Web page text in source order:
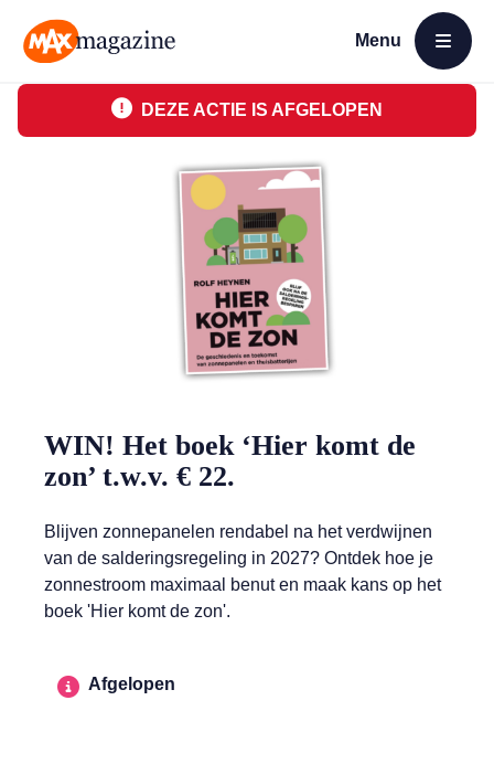
Menu
Open menu
DEZE ACTIE IS AFGELOPEN
WIN! Het boek ‘Hier komt de
zon’ t.w.v. € 22.
Blijven zonnepanelen rendabel na het verdwijnen
van de salderingsregeling in 2027? Ontdek hoe je
zonnestroom maximaal benut en maak kans op het
boek 'Hier komt de zon'.
Afgelopen